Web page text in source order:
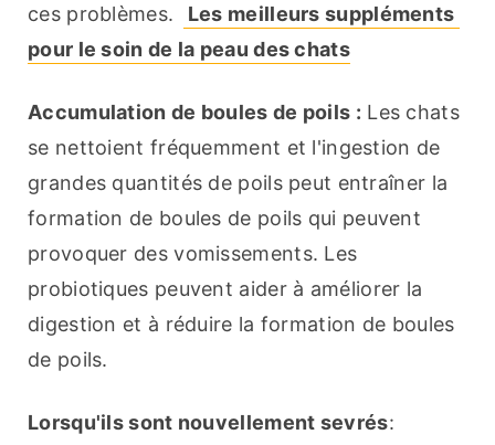
ces problèmes.
Les meilleurs suppléments
pour le soin de la peau des chats
Accumulation de boules de poils : Les chats
se nettoient fréquemment et l'ingestion de
grandes quantités de poils peut entraîner la
formation de boules de poils qui peuvent
provoquer des vomissements. Les
probiotiques peuvent aider à améliorer la
digestion et à réduire la formation de boules
de poils.
Lorsqu'ils sont nouvellement sevrés: